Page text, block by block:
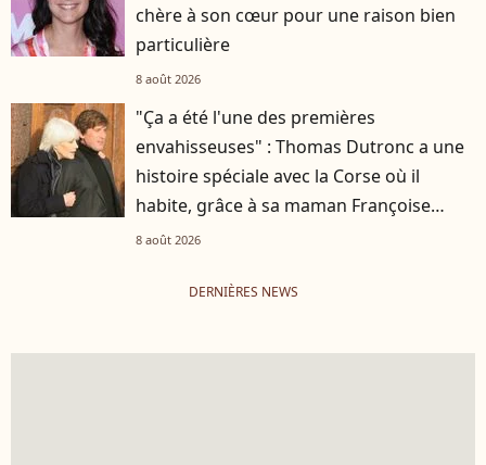
chère à son cœur pour une raison bien
particulière
8 août 2026
"Ça a été l'une des premières
envahisseuses" : Thomas Dutronc a une
histoire spéciale avec la Corse où il
habite, grâce à sa maman Françoise
Hardy
8 août 2026
DERNIÈRES NEWS